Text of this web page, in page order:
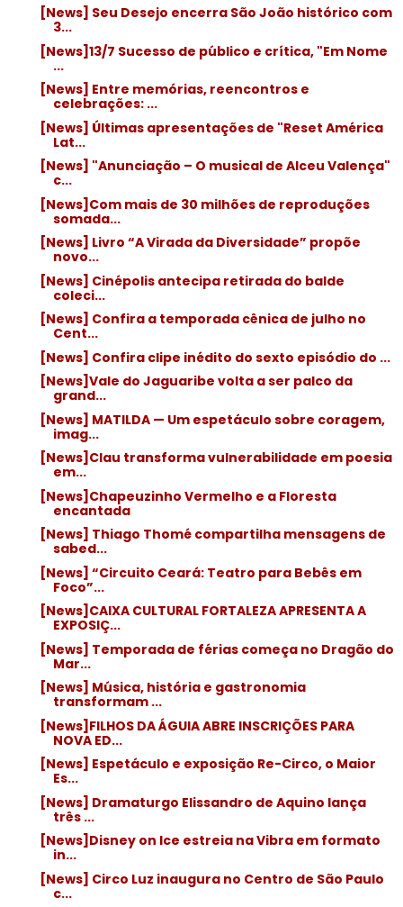
[News] Seu Desejo encerra São João histórico com
3...
[News]13/7 Sucesso de público e crítica, "Em Nome
...
[News] Entre memórias, reencontros e
celebrações: ...
[News] Últimas apresentações de "Reset América
Lat...
[News] "Anunciação – O musical de Alceu Valença"
c...
[News]Com mais de 30 milhões de reproduções
somada...
[News] Livro “A Virada da Diversidade” propõe
novo...
[News] Cinépolis antecipa retirada do balde
coleci...
[News] Confira a temporada cênica de julho no
Cent...
[News] Confira clipe inédito do sexto episódio do ...
[News]Vale do Jaguaribe volta a ser palco da
grand...
[News] MATILDA — Um espetáculo sobre coragem,
imag...
[News]Clau transforma vulnerabilidade em poesia
em...
[News]Chapeuzinho Vermelho e a Floresta
encantada
[News] Thiago Thomé compartilha mensagens de
sabed...
[News] “Circuito Ceará: Teatro para Bebês em
Foco”...
[News]CAIXA CULTURAL FORTALEZA APRESENTA A
EXPOSIÇ...
[News] Temporada de férias começa no Dragão do
Mar...
[News] Música, história e gastronomia
transformam ...
[News]FILHOS DA ÁGUIA ABRE INSCRIÇÕES PARA
NOVA ED...
[News] Espetáculo e exposição Re-Circo, o Maior
Es...
[News] Dramaturgo Elissandro de Aquino lança
três ...
[News]Disney on Ice estreia na Vibra em formato
in...
[News] Circo Luz inaugura no Centro de São Paulo
c...